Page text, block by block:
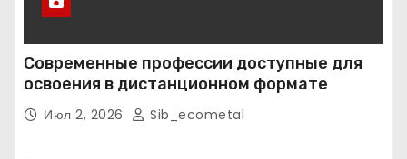
Современные профессии доступные для
освоения в дистанционном формате
Июл 2, 2026 Sib_ecometal